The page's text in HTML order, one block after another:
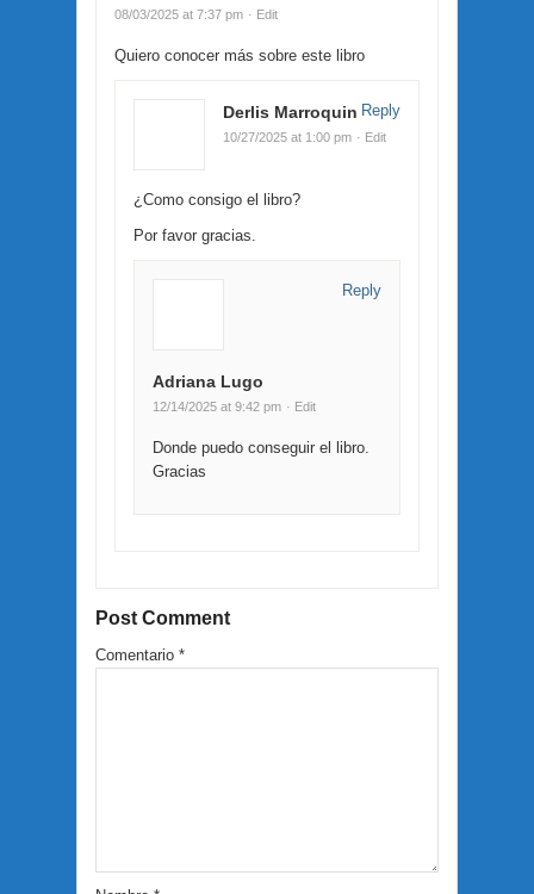
08/03/2025 at 7:37 pm · Edit
Quiero conocer más sobre este libro
Derlis Marroquin
10/27/2025 at 1:00 pm · Edit
¿Como consigo el libro?
Por favor gracias.
Reply
Adriana Lugo
12/14/2025 at 9:42 pm · Edit
Donde puedo conseguir el libro.
Gracias
Reply
Post Comment
Comentario *